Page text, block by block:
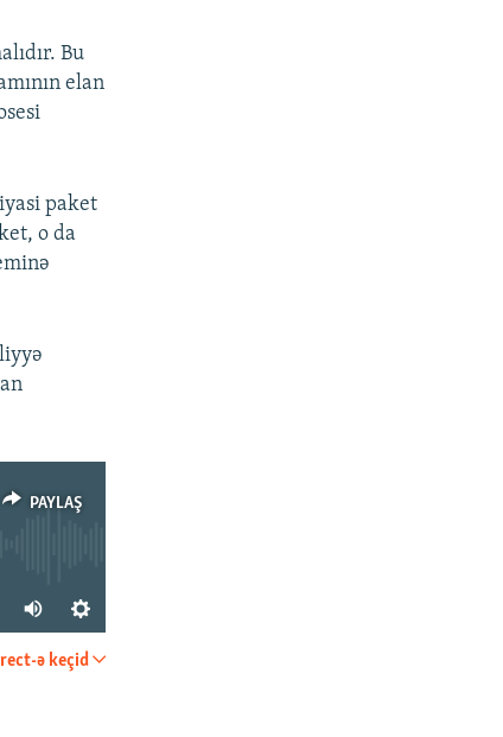
Bu
elan
paket
o da
PAYLAŞ
ə keçid